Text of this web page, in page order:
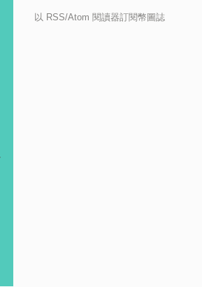
以 RSS/Atom 閱讀器訂閱幣圖誌